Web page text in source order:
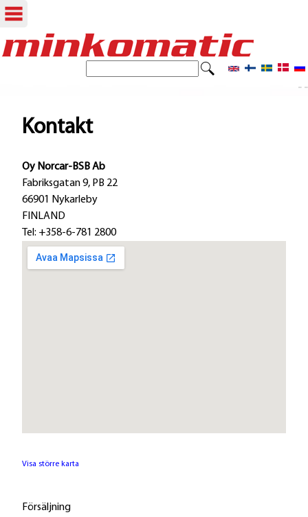
Hoppa
S
k
o
r
u
l
- -
Kontakt
Oy Norcar-BSB Ab
Fabriksgatan 9, PB 22
66901 Nykarleby
FINLAND
Tel: +358-6-781 2800
Visa större karta
Försäljning